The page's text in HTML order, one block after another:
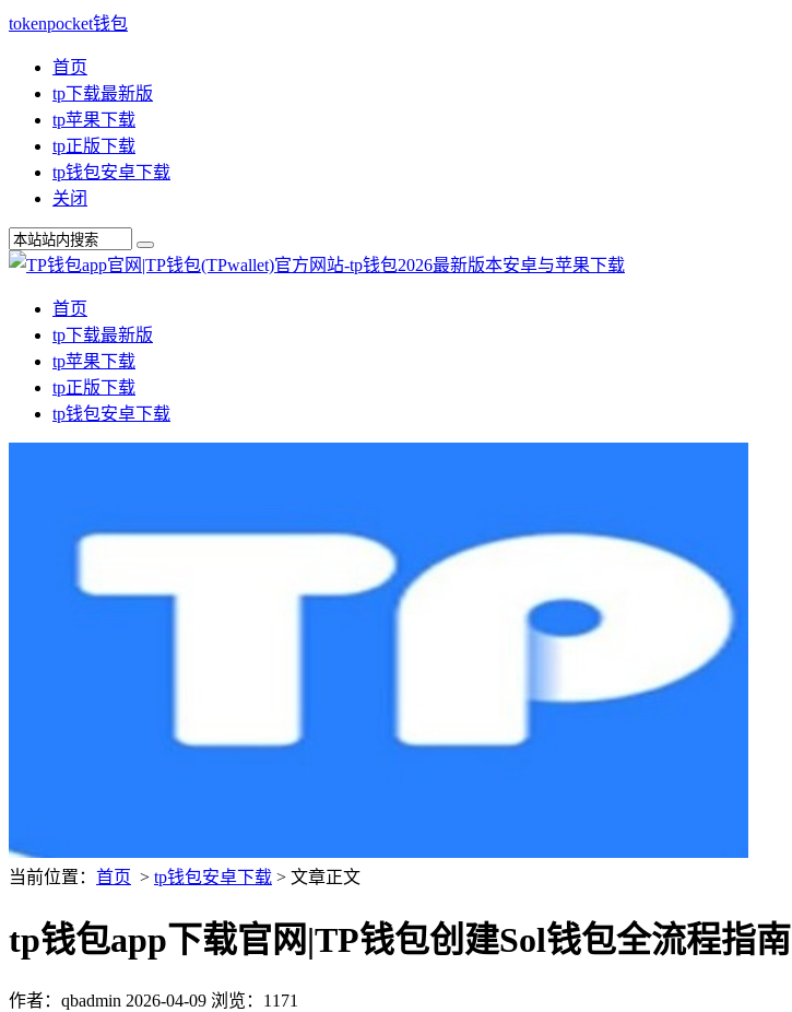
tokenpocket钱包
首页
tp下载最新版
tp苹果下载
tp正版下载
tp钱包安卓下载
关闭
首页
tp下载最新版
tp苹果下载
tp正版下载
tp钱包安卓下载
当前位置： 首页 > tp钱包安卓下载 > 文章正文
tp钱包app下载官网|TP钱包创建Sol钱包全流程指南
作者：qbadmin 2026-04-09 浏览：1171